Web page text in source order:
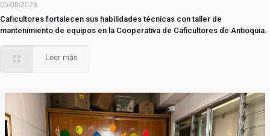
05/08/2026
Caficultores fortalecen sus habilidades técnicas con taller de
mantenimiento de equipos en la Cooperativa de Caficultores de Antioquia.
Leer más